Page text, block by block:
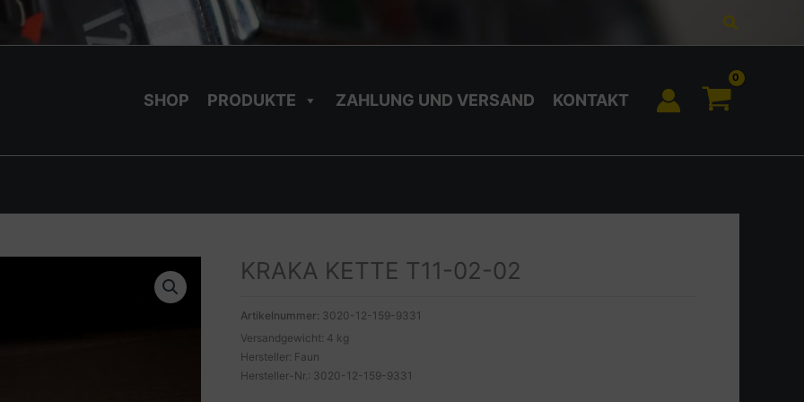
Suchen
SHOP PRODUKTE ZAHLUNG UND VERSAND KONTAKT
KRAKA KETTE T11-02-02
Artikelnummer: 3020-12-159-9331
Versandgewicht: 4 kg
Hersteller: Faun
Hersteller-Nr.: 3020-12-159-9331